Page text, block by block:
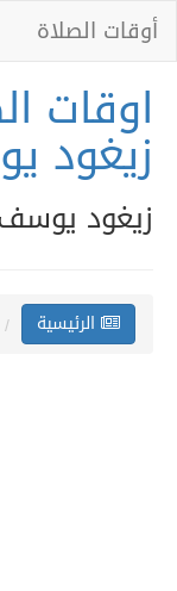
أوقات الصلاة
اوقات
زيغود
زيغود
الرئيسية